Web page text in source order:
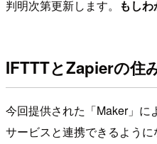
判明次第更新します。 もし
IFTTTとZapierの住
今回提供された「Maker」
サービスと連携できるよう